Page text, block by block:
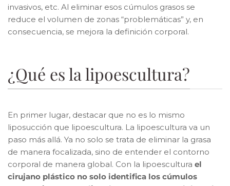
invasivos, etc. Al eliminar esos cúmulos grasos se
reduce el volumen de zonas “problemáticas” y, en
consecuencia, se mejora la definición corporal.
¿Qué es la lipoescultura?
En primer lugar, destacar que no es lo mismo
liposucción que lipoescultura. La lipoescultura va un
paso más allá. Ya no solo se trata de eliminar la grasa
de manera focalizada, sino de entender el contorno
corporal de manera global. Con la lipoescultura el
cirujano plástico no solo identifica los cúmulos